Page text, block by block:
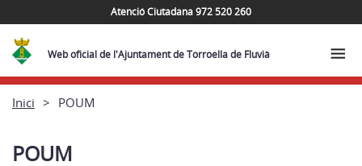
Atenció Ciutadana 972 520 260
Web oficial de l'Ajuntament de Torroella de Fluvià
Inici POUM
POUM